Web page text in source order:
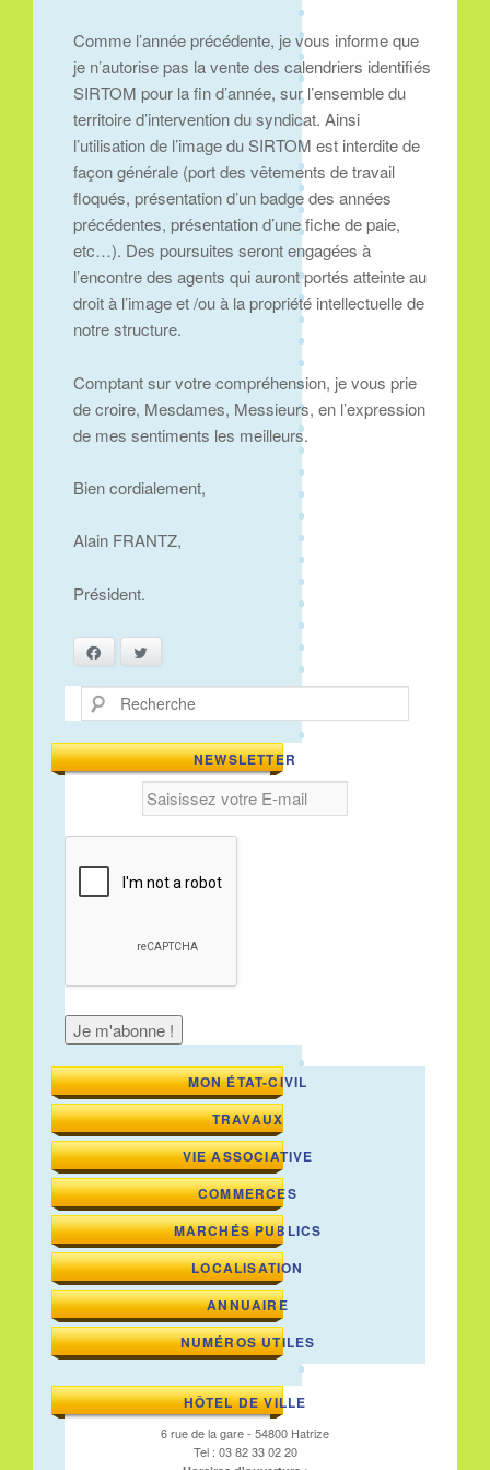
Comme l’année précédente, je vous informe que
je n’autorise pas la vente des calendriers identifiés
SIRTOM pour la fin d’année, sur l’ensemble du
territoire d’intervention du syndicat. Ainsi
l’utilisation de l’image du SIRTOM est interdite de
façon générale (port des vêtements de travail
floqués, présentation d’un badge des années
précédentes, présentation d’une fiche de paie,
etc…). Des poursuites seront engagées à
l’encontre des agents qui auront portés atteinte au
droit à l’image et /ou à la propriété intellectuelle de
notre structure.
Comptant sur votre compréhension, je vous prie
de croire, Mesdames, Messieurs, en l’expression
de mes sentiments les meilleurs.
Bien cordialement,
Alain FRANTZ,
Président.
Facebook
Recherche
NEWSLETTER
MON ÉTAT-CIVIL
TRAVAUX
VIE ASSOCIATIVE
COMMERCES
MARCHÉS PUBLICS
LOCALISATION
ANNUAIRE
NUMÉROS UTILES
HÔTEL DE VILLE
6 rue de la gare - 54800 Hatrize
Tel : 03 82 33 02 20